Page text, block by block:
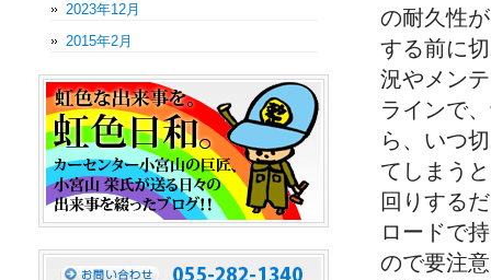
の耐久性
する前に
況やメン
ラインで
ら、いつ
てしまう
回りする
ロードで
ので要注
2023年12月
2015年2月